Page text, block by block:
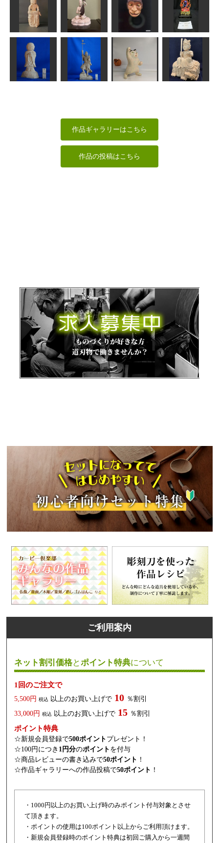
冬木立
イタルデザイン
阿弥陀如来立
像
ta-chann
『鬼滅の刃』
ken
文鳥
MINI
半跏思像惟像
Issay
弁財天
みっちゃん
舅猿
武宝
不動明王坐像
ja34f810
毘沙門天像
ん
作品ギャラリーはこちら
作品の投稿はこちら
ご利用案内
ネット割引価格とポイント特典について
1回のご注文で
5,500円 税込 以上のお買い上げで 10 ％割引
33,000円 税込 以上のお買い上げで 15 ％割引
ポイント特典
☆新規会員登録で500ポイント プレゼント！
☆100円につき 1円分のポイント を付与
☆商品レビューの書き込みで50ポイント ！
☆作品ギャラリーへの作品投稿で50ポイント ！
・1000円以上のお買い上げ時のみポイント付与対象とさせ
て頂きます。
・ポイントの使用は100ポイント以上からご利用頂けます。
・新規会員登録時のポイント特典は初回ご購入から一週間